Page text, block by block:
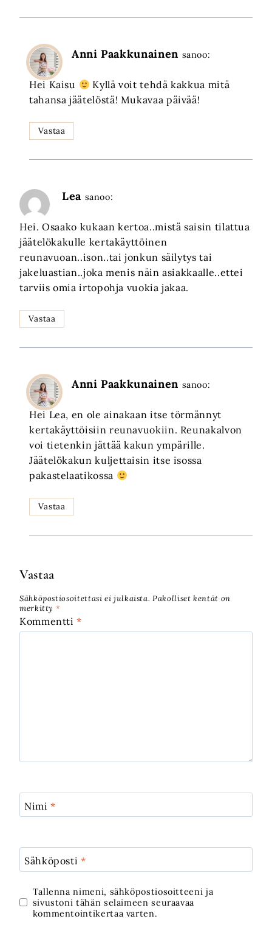
Anni Paakkunainen sanoo:
Hei Kaisu
Kyllä voit tehdä kakkua mitä
tahansa jäätelöstä! Mukavaa päivää!
Vastaa
Lea sanoo:
Hei. Osaako kukaan kertoa..mistä saisin tilattua
jäätelökakulle kertakäyttöinen
reunavuoan..ison..tai jonkun säilytys tai
jakeluastian..joka menis näin asiakkaalle..ettei
tarviis omia irtopohja vuokia jakaa.
Vastaa
Anni Paakkunainen sanoo:
Hei Lea, en ole ainakaan itse törmännyt
kertakäyttöisiin reunavuokiin. Reunakalvon
voi tietenkin jättää kakun ympärille.
Jäätelökakun kuljettaisin itse isossa
pakastelaatikossa
Vastaa
Vastaa
Sähköpostiosoitettasi ei julkaista. Pakolliset kentät on
merkitty *
Kommentti*
Nimi*
Sähköposti*
Tallenna nimeni, sähköpostiosoitteeni ja
sivustoni tähän selaimeen seuraavaa
kommentointikertaa varten.